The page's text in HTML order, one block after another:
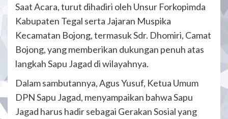
Saat Acara, turut dihadiri oleh Unsur Forkopimda
Kabupaten Tegal serta Jajaran Muspika
Kecamatan Bojong, termasuk Sdr. Dhomiri, Camat
Bojong, yang memberikan dukungan penuh atas
langkah Sapu Jagad di wilayahnya.
Dalam sambutannya, Agus Yusuf, Ketua Umum
DPN Sapu Jagad, menyampaikan bahwa Sapu
Jagad harus hadir sebagai Gerakan Sosial yang